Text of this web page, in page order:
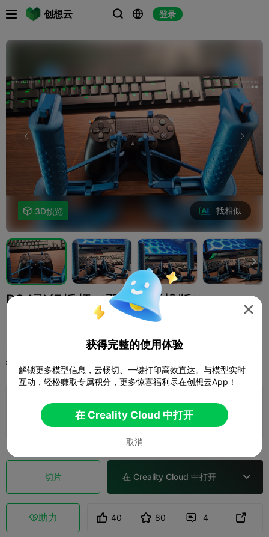
创想云   登录
 
 3D预览 找相似

PS4飞行摇杆（双射击扳机版）
打印配置
 添加打印配置
赚取更多积分
切片 在 Creality Cloud 中打开 
助力 40 80  4 

获得完整的使用体验
解锁更多模型信息，云畅切、一键打印高效直达。与模型实时
互动，轻松赚取专属积分，更多惊喜福利尽在创想云App！
在 Creality Cloud 中打开
取消